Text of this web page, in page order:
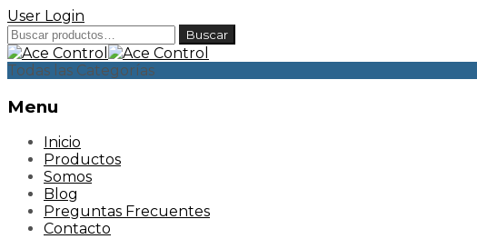
User Login
Buscar
por:
Buscar
Todas las Categorías
Menu
Skip
content
Inicio
Productos
Somos
Blog
Preguntas Frecuentes
Contacto